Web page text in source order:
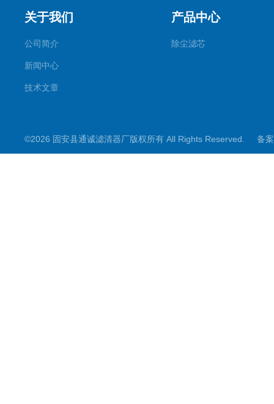
关于我们
公司简介
新闻中心
技术文章
产品中心
除尘滤芯
©2026 固安县通诚滤清器厂版权所有 All Rights Reserved. 备